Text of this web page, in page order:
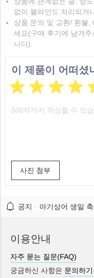
없이 블라인드 처리되거
상품 문의 및 교환/ 환불,
세요(구매 후기에 남겨
니다).
이 제품이 어떠셨

사진 첨부
공지 아기상어 생일
이용안내
자주 묻는 질문(FAQ)
궁금하신 사항은 문의하기